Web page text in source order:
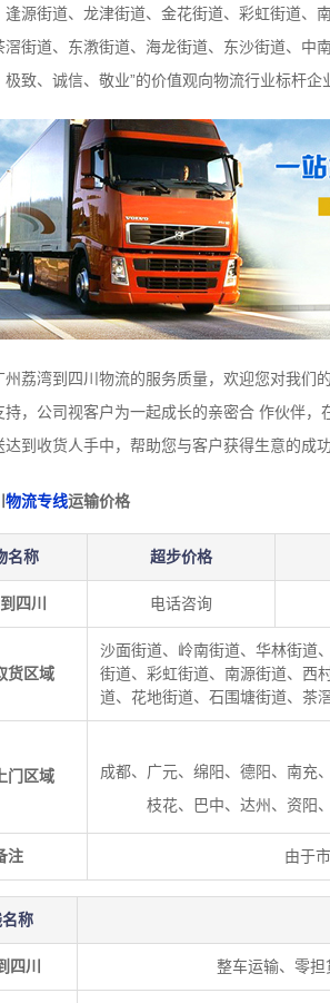
逢源街道、龙津街道、金花街道、彩虹街道、
滘街道、东漖街道、海龙街道、东沙街道、中
致、诚信、敬业”的价值观向物流行业标杆企
州荔湾到四川物流的服务质量，欢迎您对我们
持，公司视客户为一起成长的亲密合 作伙伴
到收货人手中，帮助您与客户获得生意的成功
物流专线运输价格
名称 超步价格
四川 电话咨询
货区域
沙面街道、岭南街道、华林街道
街道、彩虹街道、南源街道、西
道、花地街道、石围塘街道、茶
门区域
成都、广元、绵阳、德阳、南充
枝花、巴中、达州、资阳
注 由于
称
四川 整车运输、零